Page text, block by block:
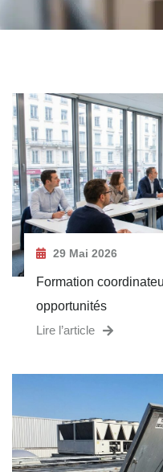
29 Mai 2026
Formation
opportunités
Lire l’article